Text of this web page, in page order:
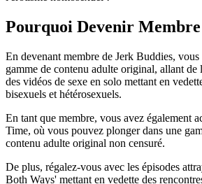
Pourquoi Devenir Membre
En devenant membre de Jerk Buddies,
gamme de contenu adulte original, allant de
des vidéos de sexe en solo mettant en
bisexuels et hétérosexuels.
En tant que membre, vous avez également
Time, où vous pouvez plonger dans une
contenu adulte original non censuré.
De plus, régalez-vous avec les épisodes
Both Ways' mettant en vedette des